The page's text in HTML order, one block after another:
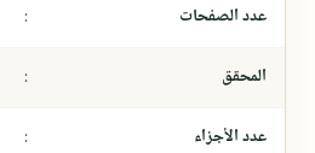
عدد الصفحات :
المحقق :
عدد الأجزاء :